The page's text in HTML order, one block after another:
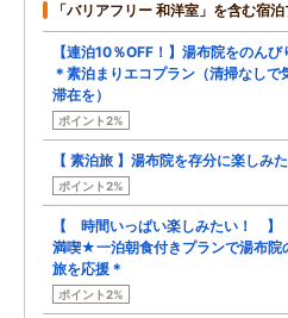
「バリアフリー 和洋室」を含む宿
【連泊10％OFF！】湯布院をのんび
＊素泊まりエコプラン（清掃なしで
滞在を）
ポイント2%
【 素泊旅 】湯布院を存分に楽しみ
ポイント2%
【 時間いっぱい楽しみたい！
満喫★一泊朝食付きプランで湯布院
旅を応援＊
ポイント2%